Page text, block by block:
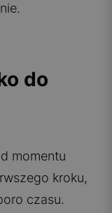
do
momentu
kroku,
czasu.